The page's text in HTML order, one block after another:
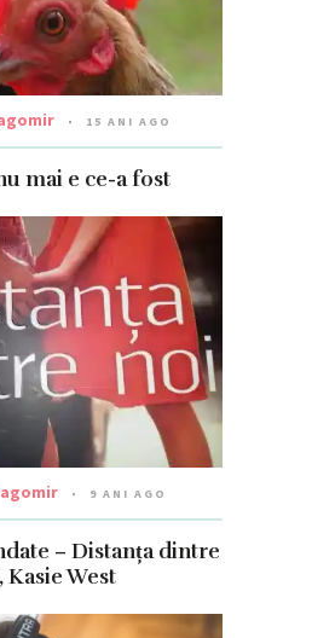
15 ANI AGO
mai e ce-a fost
9 ANI AGO
– Distanța dintre
Kasie West